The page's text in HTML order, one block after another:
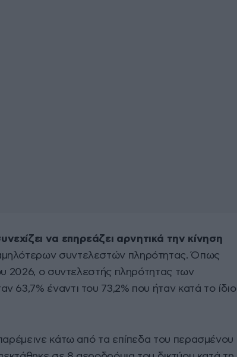
να επηρεάζει αρνητικά την κίνηση
συντελεστών πληρότητας. Όπως
2026, ο συντελεστής πληρότητας των
63,7% έναντι του 73,2% που ήταν κατά το ίδιο
κάτω από τα επίπεδα του περασμένου